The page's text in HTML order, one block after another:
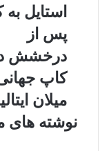
استایل
پس از
درخشش
کاپ
میلان
نوشته های